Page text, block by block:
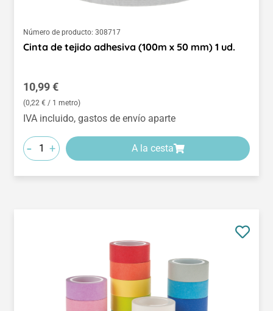
Número de producto: 308717
Cinta de tejido adhesiva (100m x 50 mm) 1 ud.
Precio normal:
10,99 €
(0,22 € / 1 metro)
IVA incluido, gastos de envío aparte
- + A la cesta